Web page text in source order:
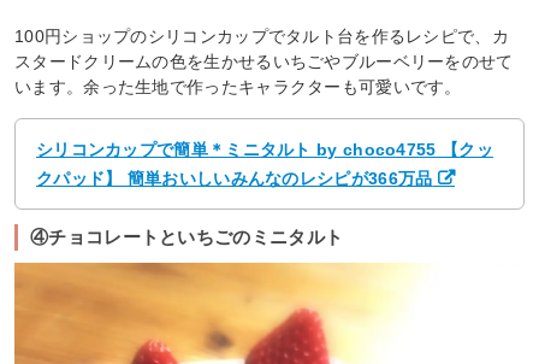
100円ショップのシリコンカップでタルト台を作るレシピで、カ
スタードクリームの色を生かせるいちごやブルーベリーをのせて
います。余った生地で作ったキャラクターも可愛いです。
シリコンカップで簡単＊ミニタルト by choco4755 【クッ
クパッド】 簡単おいしいみんなのレシピが366万品
④チョコレートといちごのミニタルト